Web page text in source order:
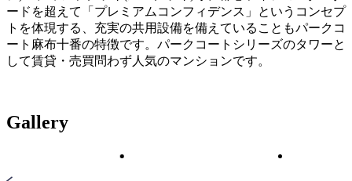
ードを超えて「プレミアムコンフィデンス」というコンセプ
トを体現する、充実の共用設備を備えていることもパークコ
ート麻布十番の特徴です。パークコートシリーズのタワーと
して賃貸・売買問わず人気のマンションです。
Gallery